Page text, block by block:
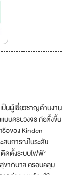
ป็นผู้เชี่ยวชาญด้านงาน
บบครบวงจร ก่อตั้งขึ้น
รือของ Kinden
สบการณ์ในระดับ
ดตั้งระบบไฟฟ้า
ขาภิบาล ครอบคลุม